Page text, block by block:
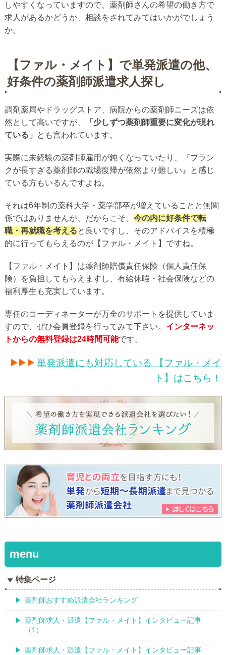
しやすくなっていますので、薬剤師さんの希望の働き方で
求人があるかどうか、相談をされてみてはいかがでしょう
か。
【ファル・メイト】で単発派遣の他、
好条件の薬剤師派遣求人探し
調剤薬局やドラッグストア、病院からの薬剤師ニーズは依
然として高いですが、
「少しずつ薬剤師重要に変化が現れ
ている」
とも言われています。
実際に未経験の薬剤師雇用が鈍くなっていたり、『ブラン
クが長すぎる薬剤師の職場復帰が依然より難しい』と感じ
ている方もいるんですよね。
それは6年制の薬科大学・薬学部卒が増えていることと無関
係ではありませんが、だからこそ、 今の内に好条件で転
職・再就職を考えると良いですし、そのアドバイスを積極
的に行ってもらえるのが【ファル・メイト】ですね。
【ファル・メイト】は薬剤師賠償責任保険（個人責任保
険）を負担してもらえますし、有給休暇・社会保険などの
福利厚生も充実しています。
専任のコーディネーターが万全のサポートを提供していま
すので、ぜひ会員登録を行ってみて下さい。 インターネッ
トからの無料登録は24時間可能です。
単発派遣にも対応している 【ファル・メイ
ト】はこちら！
特集ページ
薬剤師おすすめ派遣会社ランキング
薬剤師求人・派遣【ファル・メイト】インタビュー記事
（1）
薬剤師求人・派遣【ファル・メイト】インタビュー記事